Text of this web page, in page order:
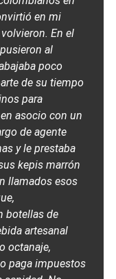
en mi
. En el
al
poco
de su tiempo
para
asocio con un
de agente
y le prestaba
kepis marrón
llamados esos
botellas de
artesanal
octanaje,
paga impuestos